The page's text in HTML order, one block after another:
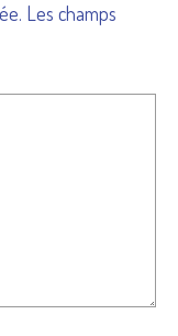
Les champs